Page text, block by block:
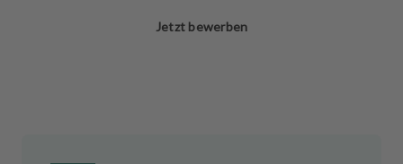
Jetzt bewerben